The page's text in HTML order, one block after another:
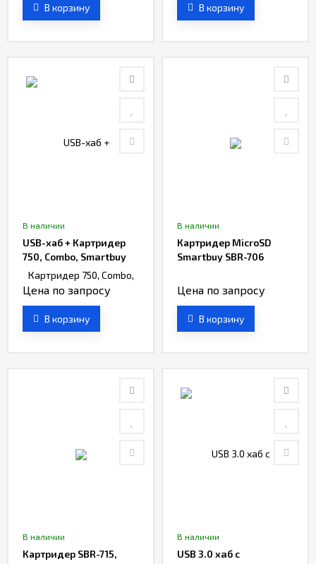
В корзину В корзину
В наличии
USB-хаб + Картридер
750, Combo, Smartbuy
Цена по запросу
В корзину
В наличии
Картридер MicroSD
Smartbuy SBR-706
Цена по запросу
В корзину
В наличии
Картридер SBR-715,
В наличии
USB 3.0 хaб с